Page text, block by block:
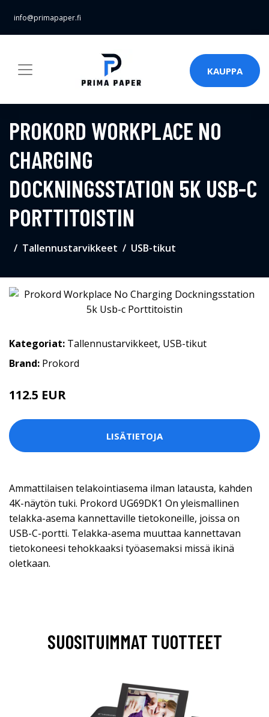
info@primapaper.fi
KAUPPA
PROKORD WORKPLACE NO
CHARGING
DOCKNINGSSTATION 5K USB-C
PORTTITOISTIN
Tallennustarvikkeet USB-tikut
Kategoriat: Tallennustarvikkeet, USB-tikut
Brand: Prokord
112.5 EUR
LISÄTIETOJA
Ammattilaisen telakointiasema ilman latausta, kahden
4K-näytön tuki. Prokord UG69DK1 On yleismallinen
telakka-asema kannettaville tietokoneille, joissa on
USB-C-portti. Telakka-asema muuttaa kannettavan
tietokoneesi tehokkaaksi työasemaksi missä ikinä
oletkaan.
SUOSITUIMMAT TUOTTEET